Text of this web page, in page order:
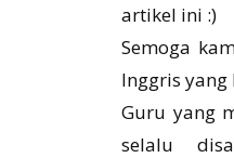
artikel ini :)
Semoga
Inggris yang
Guru yang
selalu